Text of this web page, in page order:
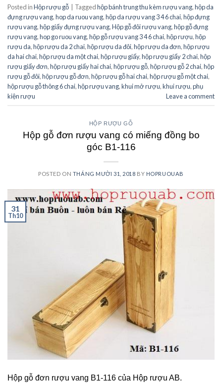
Posted inHộp rượu gỗ Taggedhộp bánh trung thu kèm rượu vang,hộp da
đựng rượu vang,hop da ruou vang,hộp da rượu vang 3 4 6 chai,hộp đựng
rượu vang,hộp giấy đựng rượu vang,Hộp gỗ đôi rượu vang,hộp gỗ đựng
rượu vang,hop go ruou vang,hộp gỗ rượu vang 3 4 6 chai,hộp rượu,hộp
rượu da,hộp rượu da 2 chai,hộp rượu da đôi,hộp rượu da đơn,hộp rượu
da hai chai,hộp rượu da một chai,hộp rượu giấy,hộp rượu giấy 2 chai,hộp
rượu giấy đơn,hộp rượu giấy hai chai,hộp rượu gỗ,hộp rượu gỗ 2 chai,hộp
rượu gỗ đôi,hộp rượu gỗ đơn,hộp rượu gỗ hai chai,hộp rượu gỗ một chai,
hộp rượu gỗ thông 6 chai,hộp rượu vang,khui mở rượu,khui rượu,phụ
kiện rượu
Leave a comment
HỘP RƯỢU GỖ
Hộp gỗ đơn rượu vang có miếng đồng bo
góc B1-116
POSTED ON THÁNG MƯỜI 31, 2018 BY HOPRUOUAB
31
Th10
Hộp gỗ đơn rượu vang B1-116 của Hộp rượu AB.